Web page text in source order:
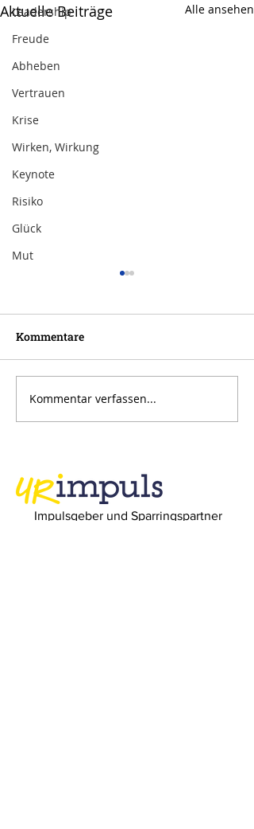
Leadership
Freude
Abheben
Vertrauen
Krise
Wirken, Wirkung
Keynote
Risiko
Glück
Mut
Aktuelle Beiträge Alle ansehen
Inspiration zur Woche
11/2024
Kommentare
Kommentar verfassen...
Impulsgeber und Sparringspartner